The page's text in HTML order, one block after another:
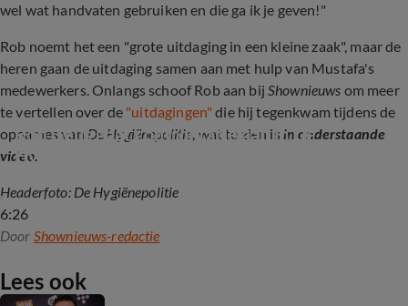
wel wat handvaten gebruiken en die ga ik je geven!"
Rob noemt het een "grote uitdaging in een kleine zaak", maar de
heren gaan de uitdaging samen aan met hulp van Mustafa's
medewerkers. Onlangs schoof Rob aan bijShownieuws om meer
te vertellen over de "uitdagingen" die hij tegenkwam tijdens de
opnames van De Hygiënepolitie, wat te zien is in onderstaande
video.
6:26
Rob Geus gaat confrontatie aan in De
Hygiënepolitie: 'Nog nooit gezien'
Headerfoto: De Hygiënepolitie
Door Shownieuws-redactie
Lees ook